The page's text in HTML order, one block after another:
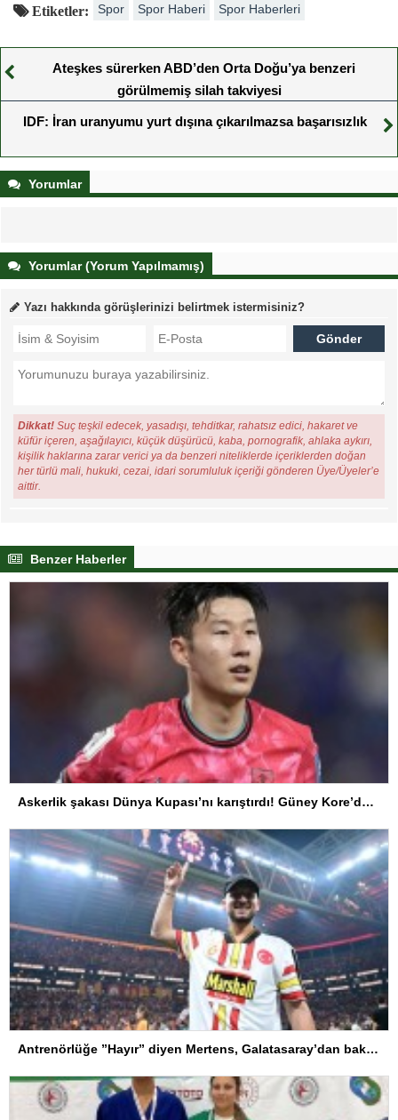
Etiketler: Spor Spor Haberi Spor Haberleri
Ateşkes sürerken ABD’den Orta Doğu’ya benzeri
görülmemiş silah takviyesi
IDF: İran uranyumu yurt dışına çıkarılmazsa başarısızlık
Yorumlar
Yorumlar (Yorum Yapılmamış)
Yazı hakkında görüşlerinizi belirtmek istermisiniz?
Dikkat! Suç teşkil edecek, yasadışı, tehditkar, rahatsız edici, hakaret ve
küfür içeren, aşağılayıcı, küçük düşürücü, kaba, pornografik, ahlaka aykırı,
kişilik haklarına zarar verici ya da benzeri niteliklerde içeriklerden doğan
her türlü mali, hukuki, cezai, idari sorumluluk içeriği gönderen Üye/Üyeler’e
aittir.
Benzer Haberler
Askerlik şakası Dünya Kupası’nı karıştırdı! Güney Kore’den sert karar
Antrenörlüğe ”Hayır” diyen Mertens, Galatasaray’dan bakın ne istedi